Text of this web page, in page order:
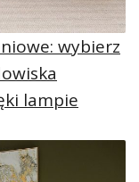
wybierz
lampie